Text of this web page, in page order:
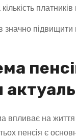
платників
значно
впливає на життя
пенсія є